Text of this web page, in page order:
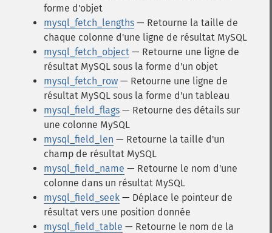
forme d'objet
mysql_fetch_lengths — Retourne la taille de
chaque colonne d'une ligne de résultat MySQL
mysql_fetch_object — Retourne une ligne de
résultat MySQL sous la forme d'un objet
mysql_fetch_row — Retourne une ligne de
résultat MySQL sous la forme d'un tableau
mysql_field_flags — Retourne des détails sur
une colonne MySQL
mysql_field_len — Retourne la taille d'un
champ de résultat MySQL
mysql_field_name — Retourne le nom d'une
colonne dans un résultat MySQL
mysql_field_seek — Déplace le pointeur de
résultat vers une position donnée
mysql_field_table — Retourne le nom de la